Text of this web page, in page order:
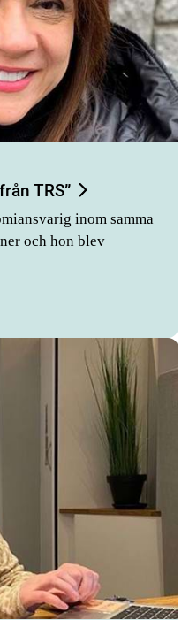
TRS”
inom samma
och hon blev